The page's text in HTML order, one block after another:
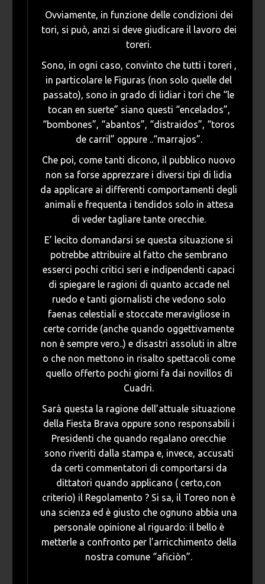
Ovviamente, in funzione delle condizioni dei
tori, si può, anzi si deve giudicare il lavoro dei
toreri.
Sono, in ogni caso, convinto che tutti i toreri ,
in particolare le Figuras (non solo quelle del
passato), sono in grado di lidiar i tori che “le
tocan en suerte” siano questi “encelados”,
“bombones”, “abantos”, “distraidos”, “toros
de carril” oppure ..“marrajos”.
Che poi, come tanti dicono, il pubblico nuovo
non sa forse apprezzare i diversi tipi di lidia
da applicare ai differenti comportamenti degli
animali e frequenta i tendidos solo in attesa
di veder tagliare tante orecchie.
E’ lecito domandarsi se questa situazione si
potrebbe attribuire al fatto che sembrano
esserci pochi critici seri e indipendenti capaci
di spiegare le ragioni di quanto accade nel
ruedo e tanti giornalisti che vedono solo
faenas celestiali e stoccate meravigliose in
certe corride (anche quando oggettivamente
non è sempre vero..) e disastri assoluti in altre
o che non mettono in risalto spettacoli come
quello offerto pochi giorni fa dai novillos di
Cuadri.
Sarà questa la ragione dell’attuale situazione
della Fiesta Brava oppure sono responsabili i
Presidenti che quando regalano orecchie
sono riveriti dalla stampa e, invece, accusati
da certi commentatori di comportarsi da
dittatori quando applicano ( certo,con
criterio) il Regolamento ? Si sa, il Toreo non è
una scienza ed è giusto che ognuno abbia una
personale opinione al riguardo: il bello è
metterle a confronto per l’arricchimento della
nostra comune “aficiòn”.